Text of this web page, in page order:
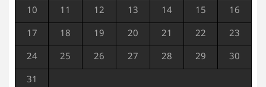
10 11 12 13 14 15 16
17 18 19 20 21 22 23
24 25 26 27 28 29 30
31